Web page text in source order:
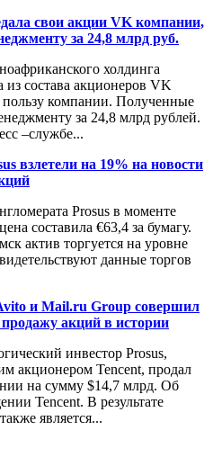
свои акции VK компании,
за 24,8 млрд руб.
холдинга
состава акционеров VK
пользу компании. Полученные
за 24,8 млрд рублей.
–службе...
взлетели на 19% на новости
Prosus в моменте
составила €63,4 за бумагу.
актив торгуется на уровне
данные торгов
и Mail.ru Group совершил
акций в истории
инвестор Prosus,
акционером Tencent, продал
на сумму $14,7 млрд. Об
Tencent. В результате
является...